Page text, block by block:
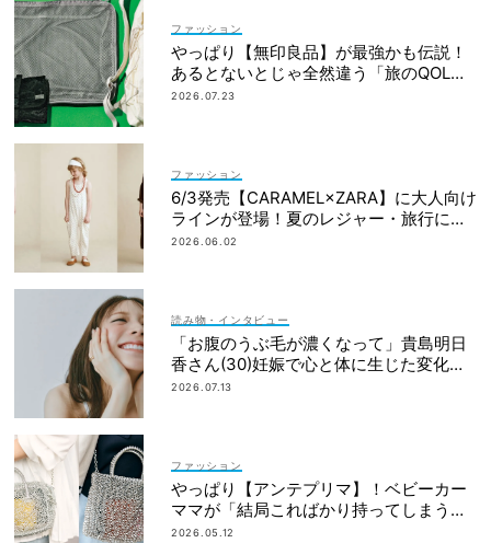
ファッション
やっぱり【無印良品】が最強かも伝説！
あるとないとじゃ全然違う「旅のQOL爆
上げアイテム」
2026.07.23
ファッション
6/3発売【CARAMEL×ZARA】に大人向け
ラインが登場！夏のレジャー・旅行にも
おすすめ
2026.06.02
読み物・インタビュー
「お腹のうぶ毛が濃くなって」貴島明日
香さん(30)妊娠で心と体に生じた変化も
「愛しいです」
2026.07.13
ファッション
やっぱり【アンテプリマ】！ベビーカー
ママが「結局こればかり持ってしまう」
納得の理由
2026.05.12